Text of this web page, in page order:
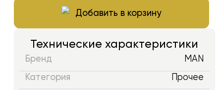
Добавить в корзину
Технические характеристики
Бренд MAN
Категория Прочее